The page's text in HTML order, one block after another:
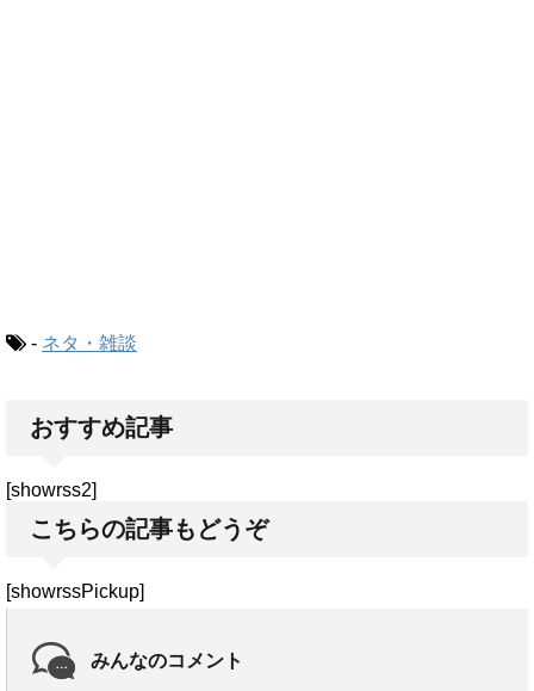
- ネタ・雑談
おすすめ記事
[showrss2]
こちらの記事もどうぞ
[showrssPickup]
みんなのコメント